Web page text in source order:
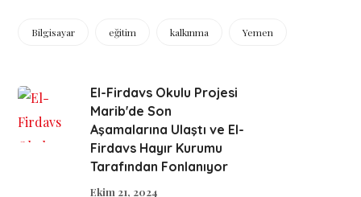
Bilgisayar eğitim kalkınma Yemen
El-Firdavs Okulu Projesi
Marib'de Son
Aşamalarına Ulaştı ve El-
Firdavs Hayır Kurumu
Tarafından Fonlanıyor
Ekim 21, 2024